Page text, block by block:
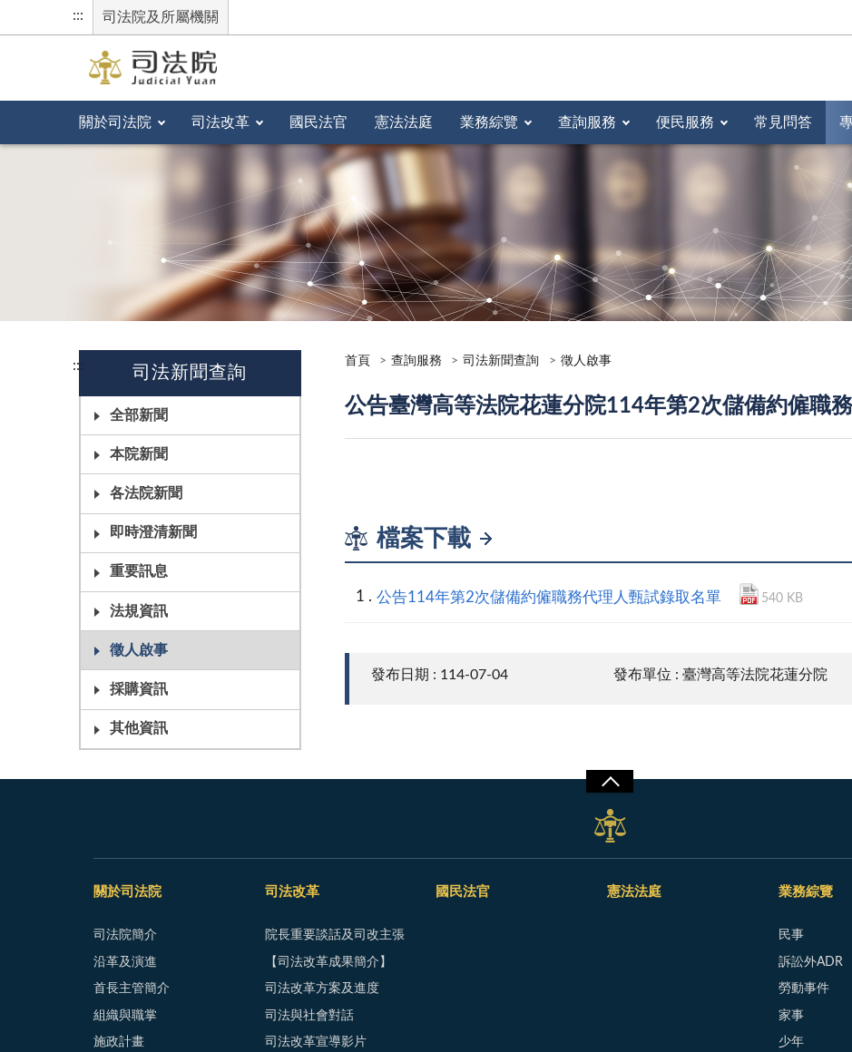
::: 司法院及所屬機關
關於司法院 司法改革 國民法官 憲法法庭 業務綜覽 查詢服務 便民服務 常見問答
::: 司法新聞查詢
全部新聞
本院新聞
各法院新聞
即時澄清新聞
重要訊息
法規資訊
徵人啟事
採購資訊
其他資訊
首頁 查詢服務 司法新聞查詢 徵人啟事
公告臺灣高等法院花蓮分院114年第2次儲備約僱職
檔案下載
公告114年第2次儲備約僱職務代理人甄試錄取名單 540 KB
發布日期 : 114-07-04 發布單位 : 臺灣高等法院花蓮分院
關於司法院
司法院簡介
沿革及演進
首長主管簡介
組織與職掌
施政計畫
司法改革
院長重要談話及司改主張
【司法改革成果簡介】
司法改革方案及進度
司法與社會對話
司法改革宣導影片
國民法官 憲法法庭 業務綜覽
民事
訴訟外ADR
勞動事件
家事
少年